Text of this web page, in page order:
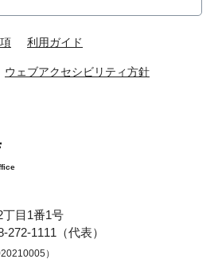
利用ガイド
ウェブアクセシビリティ方針
目1番1号
1111（代表）
）